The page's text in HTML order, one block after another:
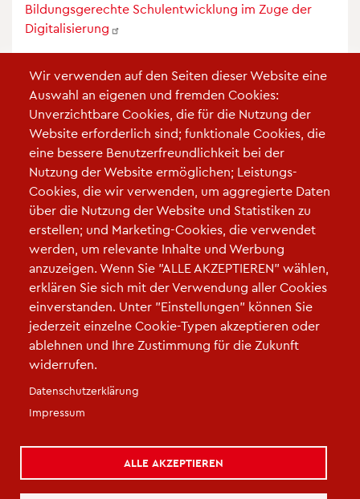
Bildungsgerechte Schulentwicklung im Zuge der
Digitalisierung
NRW)
Foto:Panthermedia / DimaBaranow
Links
Bildungsgerechte Schulentwicklung im Zuge der
Digitalisierung
FußzeileImpressum|Datenschutz
Wir verwenden auf den Seiten dieser Website eine
Auswahl an eigenen und fremden Cookies:
Unverzichtbare Cookies, die für die Nutzung der
Website erforderlich sind; funktionale Cookies, die
eine bessere Benutzerfreundlichkeit bei der
Nutzung der Website ermöglichen; Leistungs-
Cookies, die wir verwenden, um aggregierte Daten
über die Nutzung der Website und Statistiken zu
erstellen; und Marketing-Cookies, die verwendet
werden, um relevante Inhalte und Werbung
anzuzeigen. Wenn Sie "ALLE AKZEPTIEREN" wählen,
erklären Sie sich mit der Verwendung aller Cookies
einverstanden. Unter "Einstellungen" können Sie
jederzeit einzelne Cookie-Typen akzeptieren oder
ablehnen und Ihre Zustimmung für die Zukunft
widerrufen.
Datenschutzerklärung
Impressum
ALLE AKZEPTIEREN